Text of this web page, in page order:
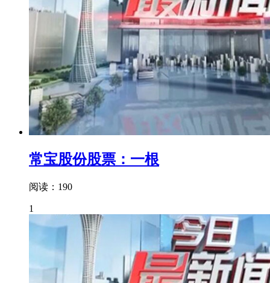
常宝股份股票：一根
阅读：190
1